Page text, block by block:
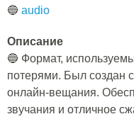
🔵 audio
Описание
🔵 Формат,
потерями. Был создан
онлайн-вещания.
звучания и отличное